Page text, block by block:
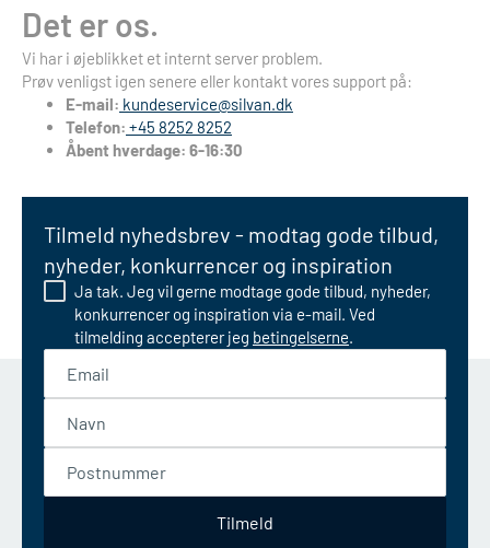
Det er os.
Vi har i øjeblikket et internt server problem.
Prøv venligst igen senere eller kontakt vores support på:
E-mail: kundeservice@silvan.dk
Telefon: +45 8252 8252
Åbent hverdage: 6-16:30
Tilmeld nyhedsbrev - modtag gode tilbud,
nyheder, konkurrencer og inspiration
Ja tak. Jeg vil gerne modtage gode tilbud, nyheder,
konkurrencer og inspiration via e-mail. Ved
tilmelding accepterer jeg betingelserne.
Tilmeld